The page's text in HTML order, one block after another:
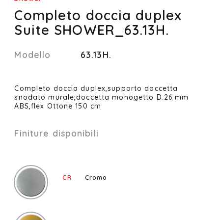
Completo doccia duplex
Suite SHOWER_63.13H.
Modello 63.13H.
Completo doccia duplex,supporto doccetta
snodato murale,doccetta monogetto D.26 mm
ABS,flex Ottone 150 cm
Finiture disponibili
CR Cromo